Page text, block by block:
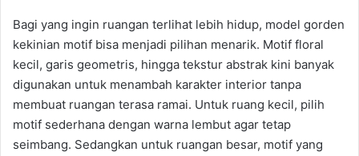
Bagi yang ingin ruangan terlihat lebih hidup, model gorden
kekinian motif bisa menjadi pilihan menarik. Motif floral
kecil, garis geometris, hingga tekstur abstrak kini banyak
digunakan untuk menambah karakter interior tanpa
membuat ruangan terasa ramai. Untuk ruang kecil, pilih
motif sederhana dengan warna lembut agar tetap
seimbang. Sedangkan untuk ruangan besar, motif yang